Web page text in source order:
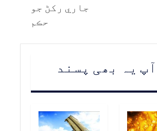
جاري رکڻ جو
حڪم
یہ بھی پسند